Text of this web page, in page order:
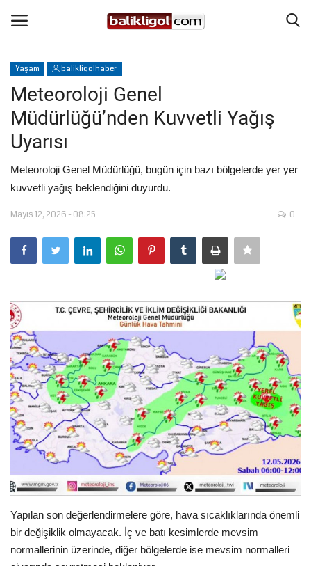
Giriş Yap
Anasayfa
Magazin
Eğitim
Spor
Gündem
Tekno Bilim
Ekonomi
Siyaset
Galeriler
Yaşam
Künye
Yaşam balikligolhaber
Meteoroloji Genel
Müdürlüğü’nden Kuvvetli Yağış
Uyarısı
Meteoroloji Genel Müdürlüğü, bugün için bazı bölgelerde yer yer
kuvvetli yağış beklendiğini duyurdu.
Mayıs 12, 2026 - 08:25 0
Yapılan son değerlendirmelere göre, hava sıcaklıklarında önemli
bir değişiklik olmayacak. İç ve batı kesimlerde mevsim
normallerinin üzerinde, diğer bölgelerde ise mevsim normalleri